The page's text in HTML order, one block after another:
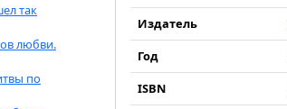
так
любви.
по
Издатель
Год
ISBN